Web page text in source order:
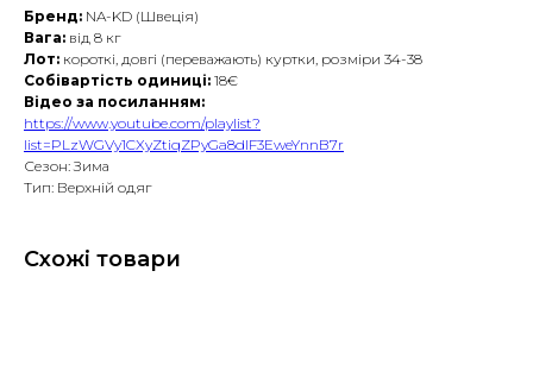
Бренд: NA-KD (Швеція)
Вага: від 8 кг
Лот: короткі, довгі (переважають) куртки, розміри 34-38
Собівартість одиниці: 18€
Відео за посиланням:
https://www.youtube.com/playlist?
list=PLzWGVy1CXyZtiqZPyGa8dIF3EweYnnB7r
Сезон: Зима
Тип: Верхній одяг
Схожі товари